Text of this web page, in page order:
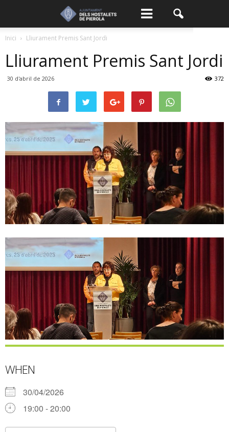
Inici Lliurament Premis Sant Jordi
Lliurament Premis Sant Jordi
30 d'abril de 2026 372
WHEN
30/04/2026
19:00 - 20:00